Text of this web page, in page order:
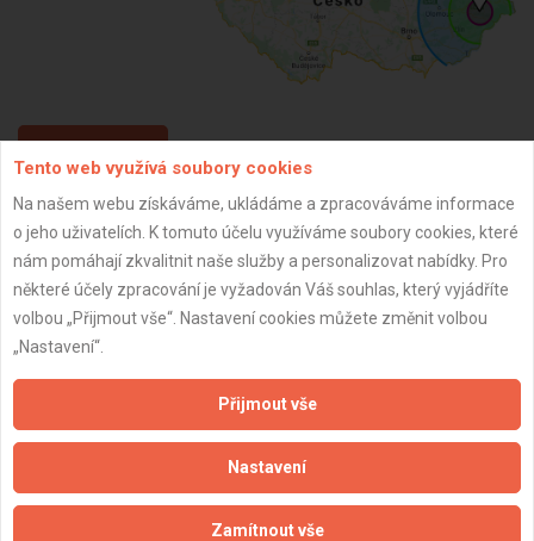
ZPĚT
Aktualizováno z portálu ARES dne 01.12.2025 19:45:03
Naše firmy a řemeslníci
Zpracování a ochrana osobních údajů
Tento web využívá soubory cookies
Na našem webu získáváme, ukládáme a zpracováváme informace
o jeho uživatelích. K tomuto účelu využíváme soubory cookies, které
nám pomáhají zkvalitnit naše služby a personalizovat nabídky. Pro
některé účely zpracování je vyžadován Váš souhlas, který vyjádříte
volbou „Přijmout vše“. Nastavení cookies můžete změnit volbou
„Nastavení“.
Přijmout vše
Nastavení
Zamítnout vše